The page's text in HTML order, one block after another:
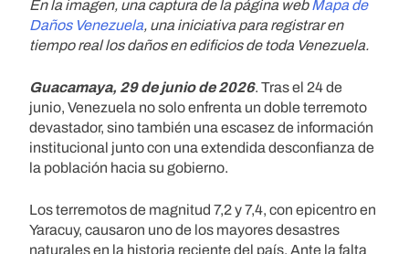
En la imagen, una captura de la página webMapa de
Daños Venezuela, una iniciativa para registrar en
tiempo real los daños en edificios de toda Venezuela.
Guacamaya, 29 de junio de 2026. Tras el 24 de
junio, Venezuela no solo enfrenta un doble terremoto
devastador, sino también una escasez de información
institucional junto con una extendida desconfianza de
la población hacia su gobierno.
Los terremotos de magnitud 7,2 y 7,4, con epicentro en
Yaracuy, causaron uno de los mayores desastres
naturales en la historia reciente del país. Ante la falta